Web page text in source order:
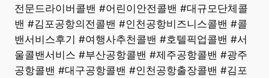
전문드라이버콜밴 #어린이안전콜밴 #대규모단체콜
밴 #김포공항의전콜밴 #인천공항비즈니스콜밴 #콜
밴서비스후기 #여행사추천콜밴 #호텔픽업콜밴 #서
울콜밴서비스 #부산공항콜밴 #제주공항콜밴 #광주
공항콜밴 #대구공항콜밴 #인천공항출장콜밴 #김포